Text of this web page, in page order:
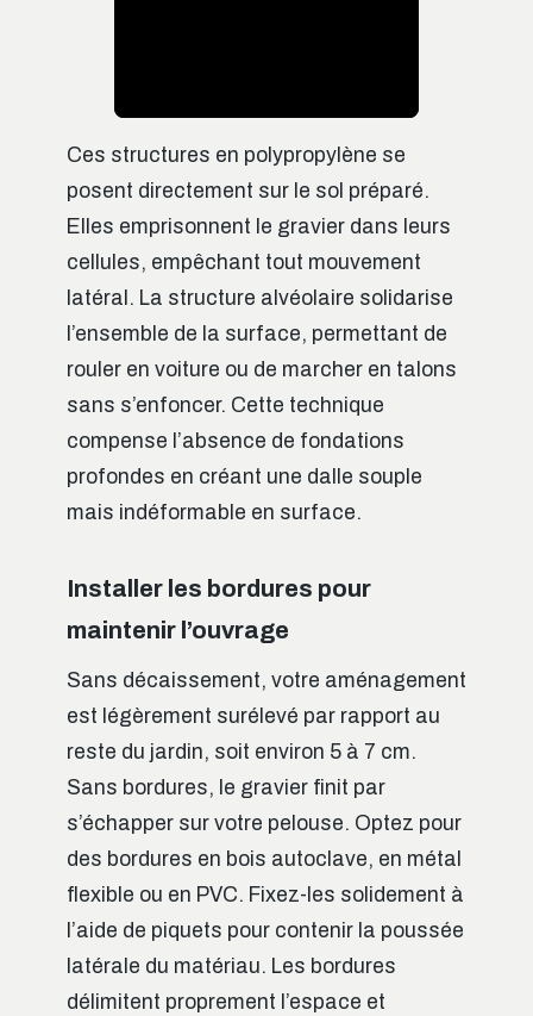
Ces structures en polypropylène se
posent directement sur le sol préparé.
Elles emprisonnent le gravier dans leurs
cellules, empêchant tout mouvement
latéral. La structure alvéolaire solidarise
l’ensemble de la surface, permettant de
rouler en voiture ou de marcher en talons
sans s’enfoncer. Cette technique
compense l’absence de fondations
profondes en créant une dalle souple
mais indéformable en surface.
Installer les bordures pour
maintenir l’ouvrage
Sans décaissement, votre aménagement
est légèrement surélevé par rapport au
reste du jardin, soit environ 5 à 7 cm.
Sans bordures, le gravier finit par
s’échapper sur votre pelouse. Optez pour
des bordures en bois autoclave, en métal
flexible ou en PVC. Fixez-les solidement à
l’aide de piquets pour contenir la poussée
latérale du matériau. Les bordures
délimitent proprement l’espace et